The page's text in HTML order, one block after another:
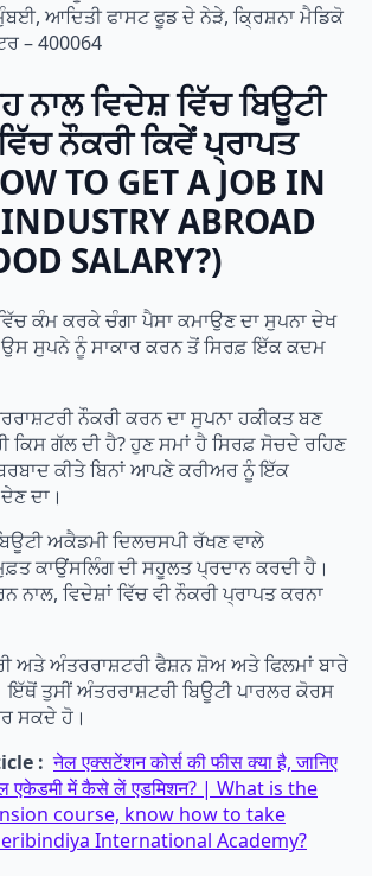
ਆਦਿਤੀ ਫਾਸਟ ਫੂਡ ਦੇ ਨੇੜੇ, ਕ੍ਰਿਸ਼ਨਾ ਮੈਡਿਕੋ
– 400064
ਨਾਲ ਵਿਦੇਸ਼ ਵਿੱਚ ਬਿਊਟੀ
ਨੌਕਰੀ ਕਿਵੇਂ ਪ੍ਰਾਪਤ
TO GET A JOB IN
ABROAD
SALARY?)
ਕੰਮ ਕਰਕੇ ਚੰਗਾ ਪੈਸਾ ਕਮਾਉਣ ਦਾ ਸੁਪਨਾ ਦੇਖ
ਉਸ ਸੁਪਨੇ ਨੂੰ ਸਾਕਾਰ ਕਰਨ ਤੋਂ ਸਿਰਫ਼ ਇੱਕ ਕਦਮ
ਨੌਕਰੀ ਕਰਨ ਦਾ ਸੁਪਨਾ ਹਕੀਕਤ ਬਣ
ਕਿਸ ਗੱਲ ਦੀ ਹੈ? ਹੁਣ ਸਮਾਂ ਹੈ ਸਿਰਫ਼ ਸੋਚਦੇ ਰਹਿਣ
ਕੀਤੇ ਬਿਨਾਂ ਆਪਣੇ ਕਰੀਅਰ ਨੂੰ ਇੱਕ
ਦਾ।
ਅਕੈਡਮੀ ਦਿਲਚਸਪੀ ਰੱਖਣ ਵਾਲੇ
ਕਾਉਂਸਲਿੰਗ ਦੀ ਸਹੂਲਤ ਪ੍ਰਦਾਨ ਕਰਦੀ ਹੈ।
ਨਾਲ, ਵਿਦੇਸ਼ਾਂ ਵਿੱਚ ਵੀ ਨੌਕਰੀ ਪ੍ਰਾਪਤ ਕਰਨਾ
ਅਤੇ ਅੰਤਰਰਾਸ਼ਟਰੀ ਫੈਸ਼ਨ ਸ਼ੋਅ ਅਤੇ ਫਿਲਮਾਂ ਬਾਰੇ
ਇੱਥੋਂ ਤੁਸੀਂ ਅੰਤਰਰਾਸ਼ਟਰੀ ਬਿਊਟੀ ਪਾਰਲਰ ਕੋਰਸ
ਸਕਦੇ ਹੋ।
:नेल एक्सटेंशन कोर्स की फीस क्या है, जानिए
एकेडमी में कैसे लें एडमिशन? | What is the
course, know how to take
International Academy?